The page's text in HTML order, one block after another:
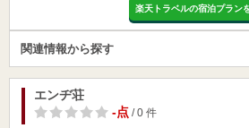
楽天トラベルの宿泊プラン
関連情報から探す
エンヂ荘
-点 / 0 件